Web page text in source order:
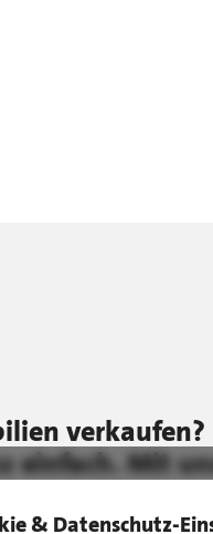
verkaufen?
einfach. Mit
& Datenschutz-